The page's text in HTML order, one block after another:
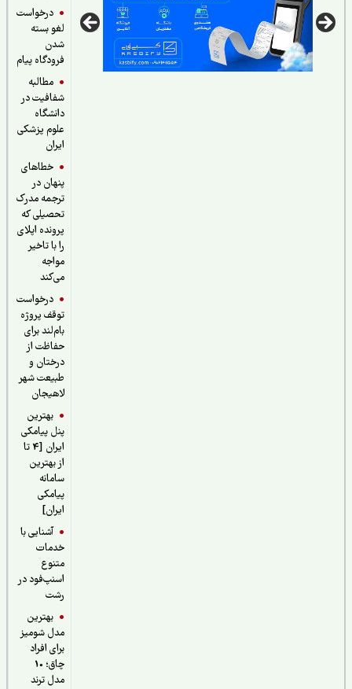
درخواست
لغو بسته
شدن
فرودگاه پیام
مطالبه
شفافیت در
دانشگاه
علوم پزشکی
ایران
خطاهای
پنهان در
ترجمه مدرک
تحصیلی که
پرونده اپلای
را با تاخیر
مواجه
می‌کند
درخواست
توقف پروژه
بام‌لند برای
حفاظت از
درختان و
طبیعت شهر
لاهیجان
بهترین
پنل پیامکی
ایران [4 تا
از بهترین
سامانه
پیامکی
ایران]
آشنایی با
خدمات
متنوع
اسنپ‌فود در
رشت
بهترین
مدل شومیز
برای افراد
چاق؛ 10
مدل ترند